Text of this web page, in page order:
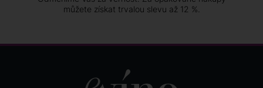
můžete získat trvalou slevu až 12 %.